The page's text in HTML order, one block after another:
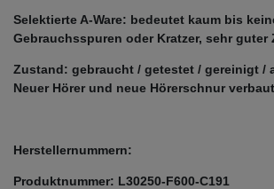
Selektierte A-Ware: bedeutet kaum bis
Gebrauchsspuren oder Kratzer, sehr guter
Zustand: gebraucht / getestet / gereinigt /
Neuer Hörer und neue Hörerschnur
Herstellernummern:
Produktnummer: L30250-F600-C191